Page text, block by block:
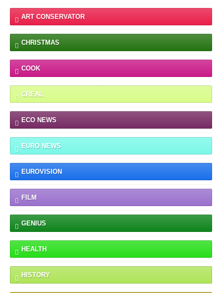
ART CONSERVATOR
CHRISTMAS
COOK
CREAL
ECO NEWS
EURO NEWS
EUROVISION
FILM
GENIUS
HEALTH
HISTORY